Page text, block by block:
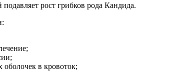
рост грибков рода Кандида.
в кровоток;